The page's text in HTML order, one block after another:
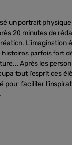
un portrait
20 minutes de
L'imagination
parfois fort
Après les
tout l’esprit des
pour faciliter